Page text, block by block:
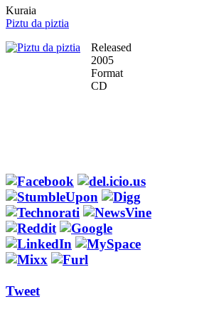
Kuraia
Piztu da piztia
Released
2005
Format
CD
Tweet